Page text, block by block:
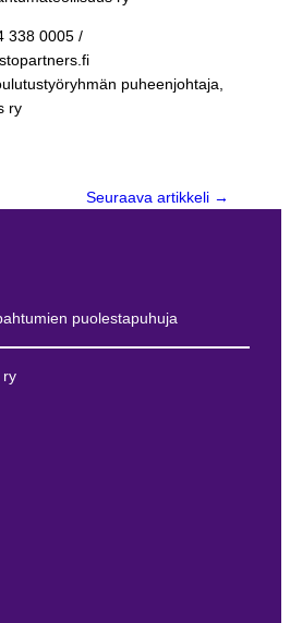
338 0005 /
puheenjohtaja,
ry
Seuraava artikkeli →
puolestapuhuja
ry